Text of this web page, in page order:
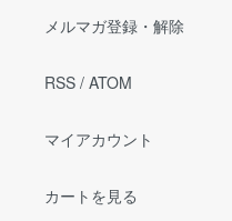
メルマガ登録・解除
RSS / ATOM
マイアカウント
カートを見る